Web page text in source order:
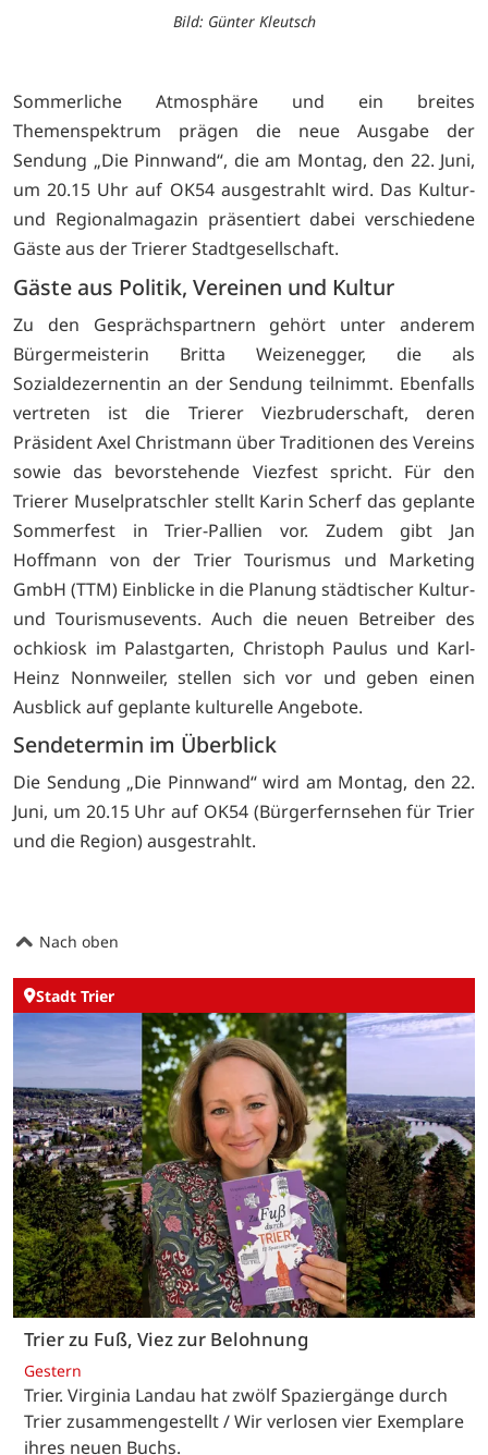
Bild: Günter Kleutsch
Sommerliche Atmosphäre und ein breites
Themenspektrum prägen die neue Ausgabe der
Sendung „Die Pinnwand“, die am Montag, den 22. Juni,
um 20.15 Uhr auf OK54 ausgestrahlt wird. Das Kultur-
und Regionalmagazin präsentiert dabei verschiedene
Gäste aus der Trierer Stadtgesellschaft.
Gäste aus Politik, Vereinen und Kultur
Zu den Gesprächspartnern gehört unter anderem
Bürgermeisterin Britta Weizenegger, die als
Sozialdezernentin an der Sendung teilnimmt. Ebenfalls
vertreten ist die Trierer Viezbruderschaft, deren
Präsident Axel Christmann über Traditionen des Vereins
sowie das bevorstehende Viezfest spricht. Für den
Trierer Muselpratschler stellt Karin Scherf das geplante
Sommerfest in Trier-Pallien vor. Zudem gibt Jan
Hoffmann von der Trier Tourismus und Marketing
GmbH (TTM) Einblicke in die Planung städtischer Kultur-
und Tourismusevents. Auch die neuen Betreiber des
ochkiosk im Palastgarten, Christoph Paulus und Karl-
Heinz Nonnweiler, stellen sich vor und geben einen
Ausblick auf geplante kulturelle Angebote.
Sendetermin im Überblick
Die Sendung „Die Pinnwand“ wird am Montag, den 22.
Juni, um 20.15 Uhr auf OK54 (Bürgerfernsehen für Trier
und die Region) ausgestrahlt.
Nach oben
Stadt Trier
Trier zu Fuß, Viez zur Belohnung
Gestern
Trier. Virginia Landau hat zwölf Spaziergänge durch
Trier zusammengestellt / Wir verlosen vier Exemplare
ihres neuen Buchs.